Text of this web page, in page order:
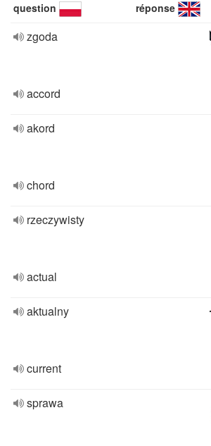
question réponse
zgoda
accord
akord
chord
rzeczywisty
actual
aktualny
current
sprawa